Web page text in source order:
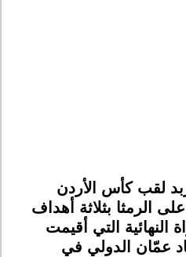
لقب كأس الأردن
الرمثا بثلاثة أهداف
النهائية التي أقيمت
عمّان الدولي في